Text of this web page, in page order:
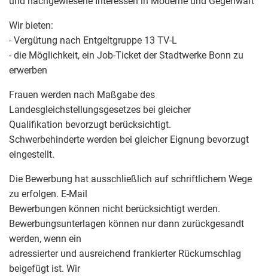
Wir bieten:
- Vergütung nach Entgeltgruppe 13 TV-L
- die Möglichkeit, ein Job-Ticket der Stadtwerke Bonn zu
erwerben
Frauen werden nach Maßgabe des
Landesgleichstellungsgesetzes bei gleicher
Qualifikation bevorzugt berücksichtigt.
Schwerbehinderte werden bei gleicher Eignung bevorzugt
eingestellt.
Die Bewerbung hat ausschließlich auf schriftlichem Wege
zu erfolgen. E-Mail
Bewerbungen können nicht berücksichtigt werden.
Bewerbungsunterlagen können nur dann zurückgesandt
werden, wenn ein
adressierter und ausreichend frankierter Rückumschlag
beigefügt ist. Wir